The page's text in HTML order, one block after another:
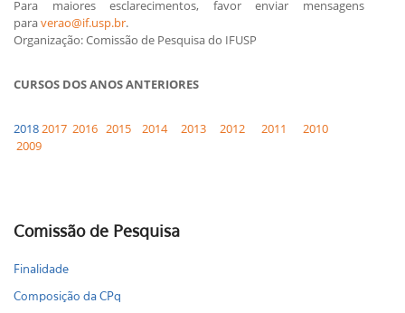
Para maiores esclarecimentos, favor enviar mensagens
paraverao@if.usp.br.
Organização: Comissão de Pesquisa do IFUSP
CURSOS DOS ANOS ANTERIORES
20182017 2016 2015 2014 2013 2012 2011
2010
2009
Comissão de Pesquisa
Finalidade
Composição da CPq